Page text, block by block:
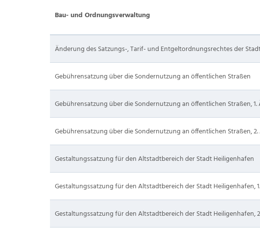
Bau- und Ordnungsverwaltung
Änderung des Satzungs-, Tarif- und Entgeltordnungsrechtes der
Gebührensatzung über die Sondernutzung an öffentlichen Straßen
Gebührensatzung über die Sondernutzung an öffentlichen Straßen,
Gebührensatzung über die Sondernutzung an öffentlichen Straßen,
Gestaltungssatzung für den Altstadtbereich der Stadt Heiligenhafen
Gestaltungssatzung für den Altstadtbereich der Stadt Heiligenhafen,
Gestaltungssatzung für den Altstadtbereich der Stadt Heiligenhafen,